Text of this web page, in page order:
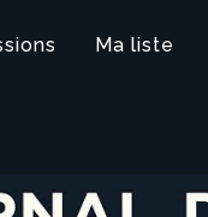
Ma liste